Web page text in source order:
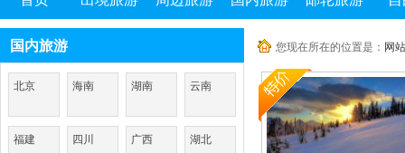
国内旅游
北京 海南 湖南 云南
福建 四川 广西 湖北
您现在所在的位置是： 网